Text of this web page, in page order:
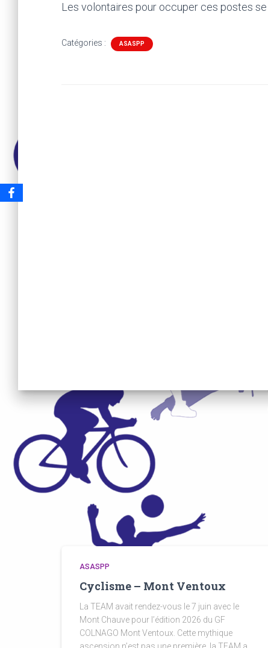
Les volontaires pour occuper ces postes
Catégories : ASASPP
ASASPP
Cyclisme – Mont Ventoux
La TEAM avait rendez-vous le 7 juin avec le
Mont Chauve pour l’édition 2026 du GF
COLNAGO Mont Ventoux. Cette mythique